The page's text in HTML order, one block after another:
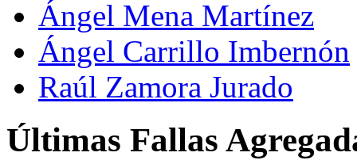
Ángel Mena Martínez
Ángel Carrillo Imbernón
Raúl Zamora Jurado
Últimas Fallas